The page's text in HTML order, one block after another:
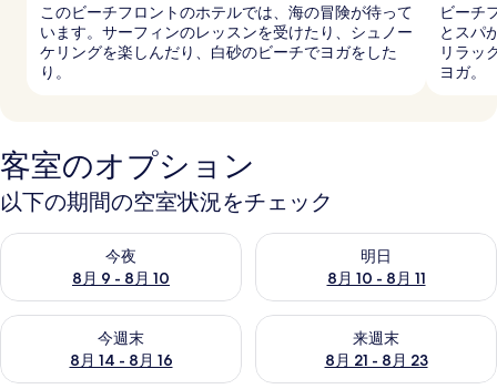
このビーチフロントのホテルでは、海の冒険が待って
います。サーフィンのレッスンを受けたり、シュノー
ケリングを楽しんだり、白砂のビーチでヨガをした
り。
ビーチ
とスパ
リラッ
ヨガ。
客室のオプション
以下の期間の空室状況をチェック
今夜
8月 9 - 8月 10
今夜 8月 9 - 8月 10 の空室状況をチェック
明日
8月 10 - 8月 11
明日 8月 10 - 8月 11 の空室状
今週末
8月 14 - 8月 16
今週末 8月 14 - 8月 16 の空室状況をチェック
来週末
8月 21 - 8月 23
来週末 8月 21 - 8月 23 の空室